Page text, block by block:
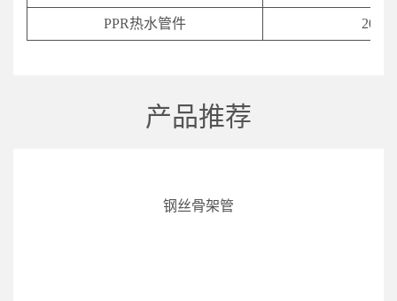
PPR热水管件 20-
产品推荐
钢丝骨架管